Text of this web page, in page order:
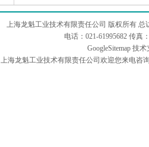
上海龙魁工业技术有限责任公司 版权所有 总
电话：021-61995682 传真
GoogleSitemap技术
上海龙魁工业技术有限责任公司欢迎您来电咨